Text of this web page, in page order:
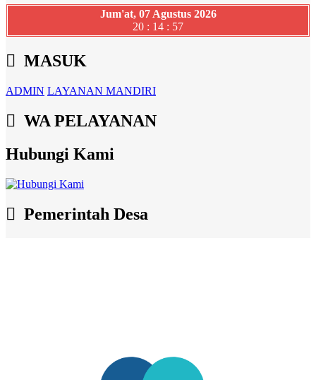
Jum'at, 07 Agustus 2026
20 : 14 : 58
MASUK
ADMIN LAYANAN MANDIRI
WA PELAYANAN
Hubungi Kami
Pemerintah Desa